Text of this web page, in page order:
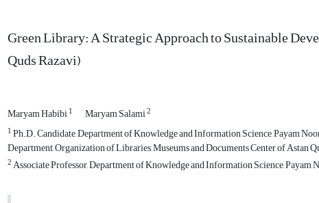
Green Library: A Strategic Approach to Sustainable
Quds Razavi)
Maryam Habibi1 Maryam Salami2
1Ph.D. Candidate, Department of Knowledge and Information Science, Payam
Department, Organization of Libraries, Museums and Documents Center of Astan
2Associate Professor, Department of Knowledge and Information Science, Payam